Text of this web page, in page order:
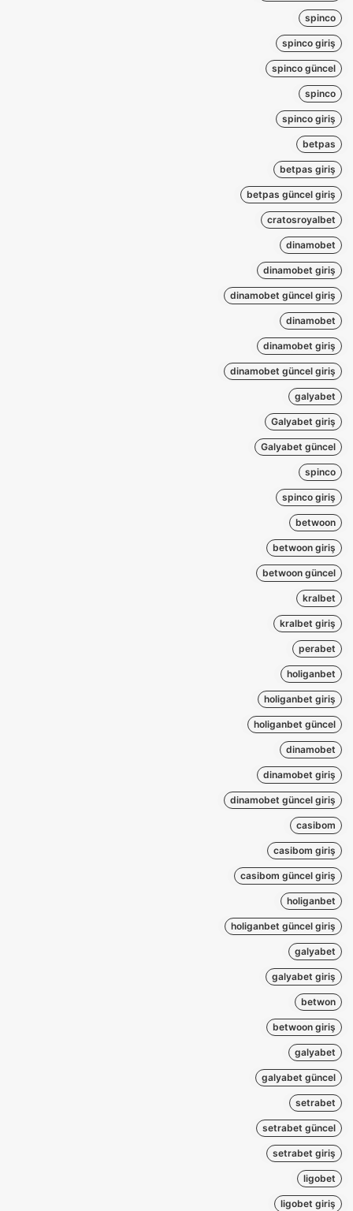
spinco
spinco giriş
spinco güncel
spinco
spinco giriş
betpas
betpas giriş
betpas güncel giriş
cratosroyalbet
dinamobet
dinamobet giriş
dinamobet güncel giriş
dinamobet
dinamobet giriş
dinamobet güncel giriş
galyabet
Galyabet giriş
Galyabet güncel
spinco
spinco giriş
betwoon
betwoon giriş
betwoon güncel
kralbet
kralbet giriş
perabet
holiganbet
holiganbet giriş
holiganbet güncel
dinamobet
dinamobet giriş
dinamobet güncel giriş
casibom
casibom giriş
casibom güncel giriş
holiganbet
holiganbet güncel giriş
galyabet
galyabet giriş
betwon
betwoon giriş
galyabet
galyabet güncel
setrabet
setrabet güncel
setrabet giriş
ligobet
ligobet giriş